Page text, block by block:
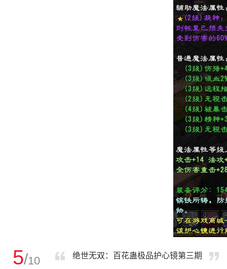
5/10 绝世无双：百花蛊极品护心镜第三期